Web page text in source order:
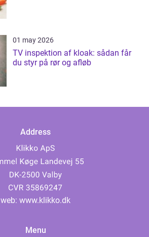
01 may 2026
TV inspektion af kloak: sådan får
du styr på rør og afløb
Address
web: www.klikko.dk
Menu